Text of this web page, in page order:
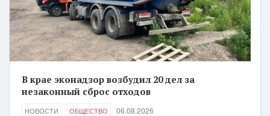
В крае эконадзор возбудил 20 дел за
незаконный сброс отходов
НОВОСТИ ОБЩЕСТВО 06.08.2026